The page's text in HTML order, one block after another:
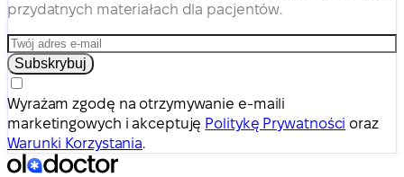
przydatnych materiałach dla pacjentów.
Subskrybuj
Wyrażam zgodę na otrzymywanie e-maili
marketingowych i akceptuję Politykę Prywatności oraz
Warunki Korzystania.